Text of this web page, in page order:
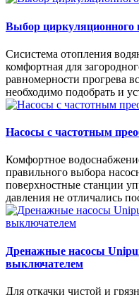
Выбор циркуляционного
Сисистема отопления
комфортная для
равномерности прогрева
необходимо подобрать и
Насосы с частотным
Комфортное
правильного выбора
поверхностные станции
давления не отличались
Дренажные насосы
выключателем
Для откачки чистой и